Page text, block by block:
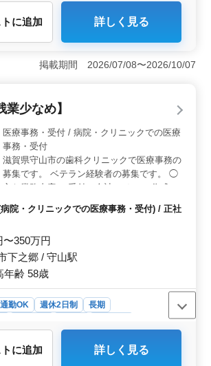
ント
週休2日制で、残業がほぼなく、ワーク
を保ちやすい環境です。50代以上のスタ
り、シニア世代の方でも安心して働け
便性＞ 車通勤が可能で、無料駐車
り、守山市周辺にお住まいの方には大
駅からも近く、公共交通機関での通勤
、どんな通勤スタイルにも対応できる
。 ＜経験が活かせる＞ 資格は不問
酬請求の経験があれば応募が可能です。
新たな環境で再スタートを切りやすい
験を活かしながら、成長できるチャン
に追加 詳しく見る
掲載期間 2026/07/08〜2026/10/07
業少なめ】
医療事務・受付 / 病院・クリニックでの医療
事務・受付
滋賀県守山市の歯科クリニックで医療事務の
募集です。 ベテラン経験者の募集です。 ◯
主な業務内容 ・受付、会計 ・カルテ作成、
業務 等 ブランクOK！お気軽にご応募くだ
す。
院・クリニックでの医療事務・受付) / 正社
〜350万円
下之郷 / 守山駅
年齢 58歳
勤OK 週休2日制
長期
ント
に追加 詳しく見る